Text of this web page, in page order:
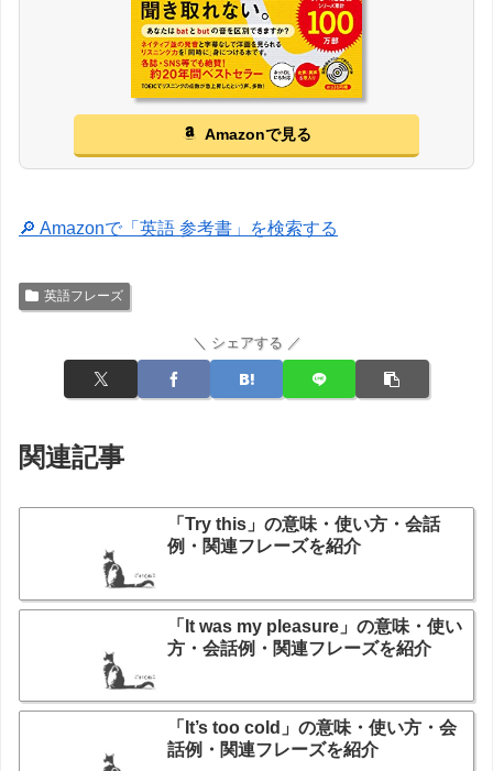
Amazonで見る
🔎 Amazonで「英語 参考書」を検索する
英語フレーズ
＼ シェアする ／
関連記事
「Try this」の意味・使い方・会話
例・関連フレーズを紹介
「It was my pleasure」の意味・使い
方・会話例・関連フレーズを紹介
「It’s too cold」の意味・使い方・会
話例・関連フレーズを紹介